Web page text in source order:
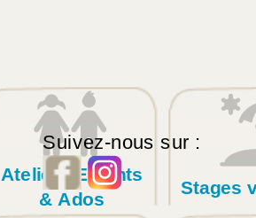
Suivez-nous sur :
Ateliers Enfants
& Ados
Stages